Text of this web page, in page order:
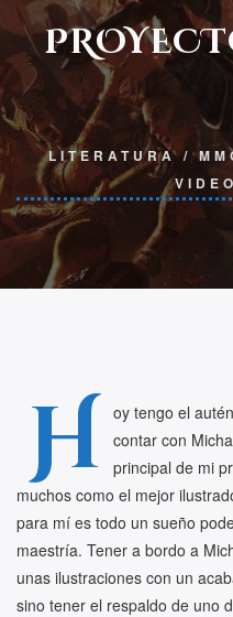
LITERATURA/
H
oy tengo el
contar con
principal de mi
muchos como el mejor
para mí es todo un sueño
maestría. Tener a bordo a
unas ilustraciones con un
sino tener el respaldo de uno